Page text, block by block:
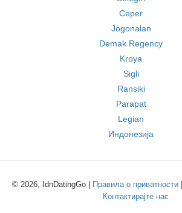
Ceper
Jogonalan
Demak Regency
Kroya
Sigli
Ransiki
Parapat
Legian
Индонезија
© 2026, IdnDatingGo | Правила о приватности|
Контактирајте нас